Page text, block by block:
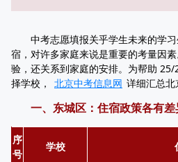
中考志愿填报关乎学生未来的学习
宿，对许多家庭来说是重要的考量因
验，还关系到家庭的安排。为帮助
择学校，
北京中考信息网 详细汇总北
一、东城区：住宿政策各有差
序
号
学校